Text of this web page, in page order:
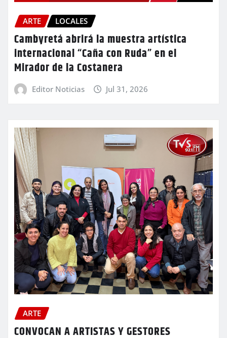
ARTE LOCALES
Cambyretá abrirá la muestra artística
internacional “Caña con Ruda” en el
Mirador de la Costanera
Editor Noticias Jul 31, 2026
ARTE
CONVOCAN A ARTISTAS Y GESTORES